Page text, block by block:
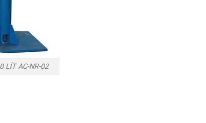
LÍT AC-NR-02